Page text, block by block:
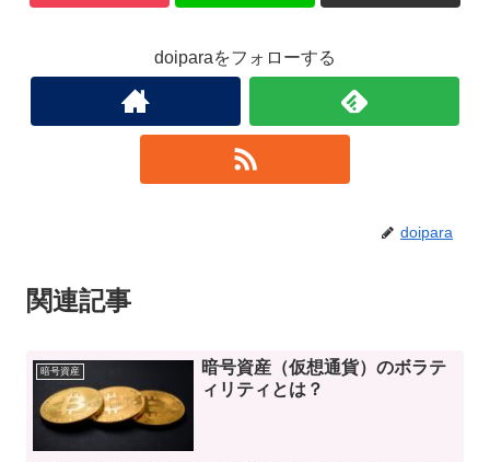
doiparaをフォローする
doipara
関連記事
暗号資産
暗号資産（仮想通貨）のボラテ
ィリティとは？